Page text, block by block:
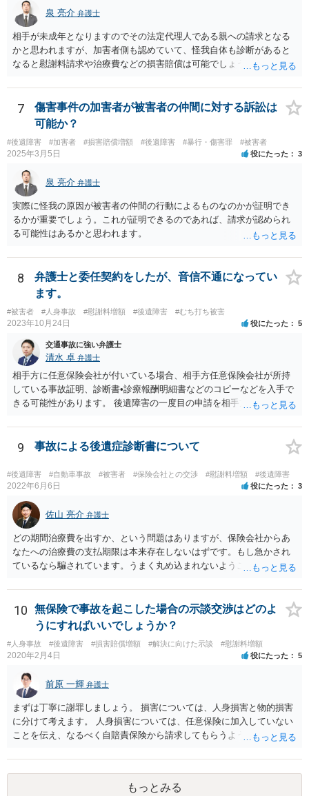
泉 亮介 弁護士
相手が未成年となりますのでその法定代理人である親への請求となる
かと思われますが、加害者側も認めていて、怪我自体も診断があると
なると慰謝料請求や治療費などの損害賠償は可能でしょう。 整骨院へ
い場合が多いです。 また、保険会社から提案される金額は低めに出さ
れることも多いため、その交渉のために弁護士を入れるということも
考えられるかと思われます。
7
傷害事件の加害者が被害者の仲間に対する訴訟は
可能か？
#後遺障害 #加害者 #損害賠償増額 #後遺障害 #暴行・傷害罪 #被害者
2025年3月5日 役にたった 3
泉 亮介 弁護士
実際に怪我の原因が被害者の仲間の行動によるものなのかが証明でき
るかが重要でしょう。これが証明できるのであれば、請求が認められ
る可能性はあるかと思われます。
8
弁護士と委任契約をしたが、音信不通になってい
ます。
#被害者 #人身事故 #慰謝料増額 #後遺障害 #むち打ち被害
2023年10月24日 役にたった 5
交通事故に強い弁護士
清水 卓 弁護士
相手方に任意保険会社が付いている場合、相手方任意保険会社が所持
している事故証明、診断書•診療報酬明細書などのコピーなどを入手で
きる可能性があります。 後遺障害の一度目の申請を相手方任意保険会
果と認定理由書も相手方任意保険会社から入手できる可能性がありま
す。 これらが難しくても、通院していた病院のカルテを取り付けるこ
と等で代替が可能な場合もあります。 事故からどの程度期間が経過し
ているがが定かではありませんが、昨年４月から既に１年半年程度経
過しており、時効なども意識しながら対応をしておきたいところで
す。 待っていても事態が打開しない可能性もあるため、依頼の対応が
可能な弁護士に個別に問い合わせ、上記の方法等を参考に進め方を相
談してみるのが望ましいかもしれません。
9 事故による後遺症診断書について
#後遺障害 #自動車事故 #被害者 #保険会社との交渉 #慰謝料増額 #後遺障害
2022年6月6日 役にたった 3
佐山 亮介 弁護士
どの期間治療費を出すか、という問題はありますが、保険会社からあ
なたへの治療費の支払期限は本来存在しないはずです。もし急かされ
ているなら騙されています。うまく丸め込まれないようご注意下さ
せんが、受診したならば提出すべきです。
10
無保険で事故を起こした場合の示談交渉はどのよ
うにすればいいでしょうか？
#人身事故 #後遺障害 #損害賠償増額 #解決に向けた示談 #慰謝料増額
2020年2月4日 役にたった 5
前原 一輝 弁護士
まずは丁寧に謝罪しましょう。 損害については、人身損害と物的損害
に分けて考えます。 人身損害については、任意保険に加入していない
ことを伝え、なるべく自賠責保険から請求してもらうようお願いして
願いしてください。 物的損害については、請求の根拠を精査する必要
があり、写真や見積書を送ってもらい、請求金額が正当化をちゃんと
チェックする必要があります。 相談者様の資力がどれだけあるのかは
もっとみる